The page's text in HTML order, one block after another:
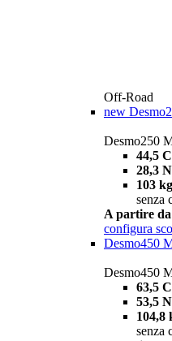
Off-Road
new
Desmo250
44,5
28,3
103 kg
senza
A partire da
configura
Desmo450
Desmo450
63,5
53,5
104,8
senza